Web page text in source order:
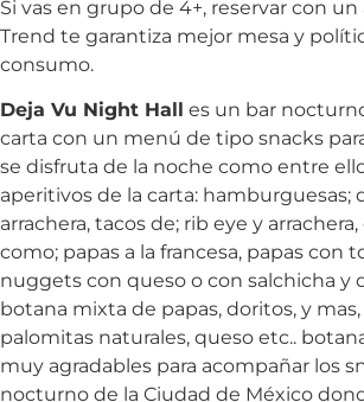
Si vas en grupo de 4+, reservar con
Trend te garantiza mejor mesa y
consumo.
Deja Vu Night Hall es un bar
carta con un menú de tipo snacks
se disfruta de la noche como entre
aperitivos de la carta: hamburguesas;
arrachera, tacos de; rib eye y
como; papas a la francesa, papas con
nuggets con queso o con salchicha y
botana mixta de papas, doritos, y
palomitas naturales, queso etc..
muy agradables para acompañar los
nocturno de la Ciudad de México